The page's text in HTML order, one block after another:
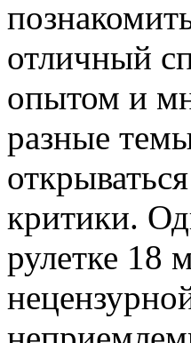
отличный
опытом и
разные
критики.
рулетке 18